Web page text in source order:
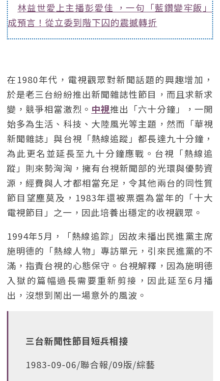
林益世愛上主播彭愛佳 ，一句「藍鑽變牢飯」
成預言！從立委到階下囚的震撼轉折
在1980年代，電視觀眾對新聞話題的興趣增加，
於是老三台紛紛推出新聞雜誌性節目，而且求新求
變，競爭相當激烈。 中視推出「六十分鐘」，一開
始多為生活、科技、大陸風光等主題，然而「華視
新聞雜誌」與台視「熱線追蹤」都長達九十分鐘，
為此更名並延長至九十分鐘應戰。台視「熱線追
蹤」則來勢洶洶，擁有台視新聞部的光環與優勢資
源，經費與人才都相當充足，令其他兩台的同性質
節目望塵莫及，1983年還被票選為當年的「十大
電視節目」之一，因此培養出穩定的收視觀眾。
1994年5月，「熱線追踪」因故未播出民進黨主席
施明德的「熱線人物」專訪單元，引來民進黨的不
滿，指責台視的心態保守。台視解釋，因為施明德
入獄的篇幅過長需要重新剪接，因此延至6月播
出，沒想到鬧出一場意外的風波。
三台新聞性節目短兵相接
1983-09-06/聯合報/09版/綜藝